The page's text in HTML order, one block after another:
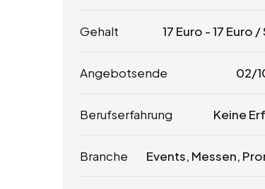
Gehalt 17 Euro -17 Euro /
Angebotsende 02/
Berufserfahrung Keine
Branche Events, Messen,